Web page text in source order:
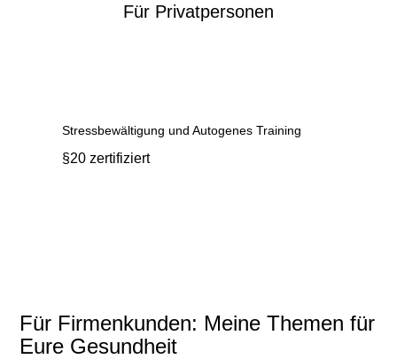
Für Privatpersonen
Stressbewältigung und Autogenes Training
§20 zertifiziert
Für Firmenkunden: Meine Themen für
Eure Gesundheit